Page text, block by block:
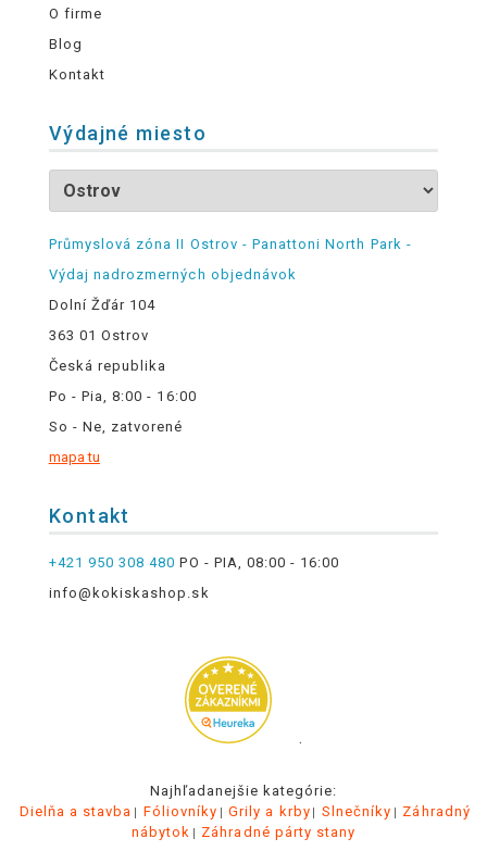
O firme
Blog
Kontakt
Výdajné miesto
Průmyslová zóna II Ostrov - Panattoni North Park -
Výdaj nadrozmerných objednávok
Dolní Žďár 104
363 01 Ostrov
Česká republika
Po - Pia, 8:00 - 16:00
So - Ne, zatvorené
mapa tu
Kontakt
+421 950 308 480 PO - PIA, 08:00 - 16:00
info@kokiskashop.sk
.
Najhľadanejšie kategórie:
Dielňa a stavba
Fóliovníky Grily a krby Slnečníky
Záhradný
nábytok
Záhradné párty stany